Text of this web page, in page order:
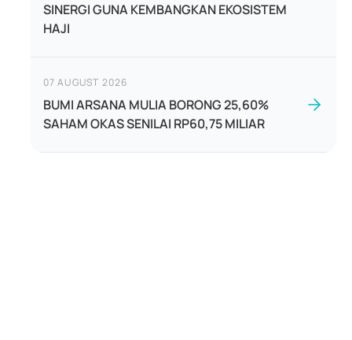
SINERGI GUNA KEMBANGKAN EKOSISTEM
HAJI
07 AUGUST 2026
BUMI ARSANA MULIA BORONG 25,60%
SAHAM OKAS SENILAI RP60,75 MILIAR